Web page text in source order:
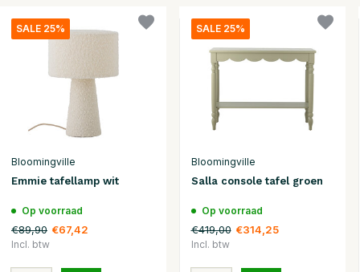
SALE 25%
Bloomingville
Emmie tafellamp wit
Op voorraad
€89,90 €67,42
Incl. btw
SALE 25%
Bloomingville
Salla console tafel groen
Op voorraad
€419,00 €314,25
Incl. btw